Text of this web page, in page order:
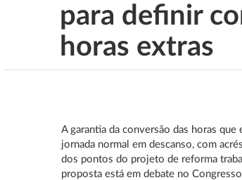
para definir
horas extras
A garantia da conversão das horas
jornada normal em descanso, com
dos pontos do projeto de reforma
proposta está em debate no